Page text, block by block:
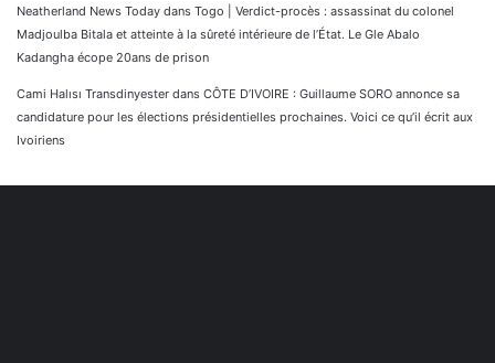
Neatherland News Today dans Togo | Verdict-procès : assassinat du colonel
Madjoulba Bitala et atteinte à la sûreté intérieure de l’État. Le Gle Abalo
Kadangha écope 20ans de prison
Cami Halısı Transdinyester dans CÔTE D’IVOIRE : Guillaume SORO annonce sa
candidature pour les élections présidentielles prochaines. Voici ce qu’il écrit aux
Ivoiriens